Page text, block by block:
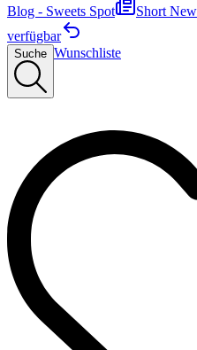
Blog - Sweets Spot
Short
verfügbar
Suche Wunschliste